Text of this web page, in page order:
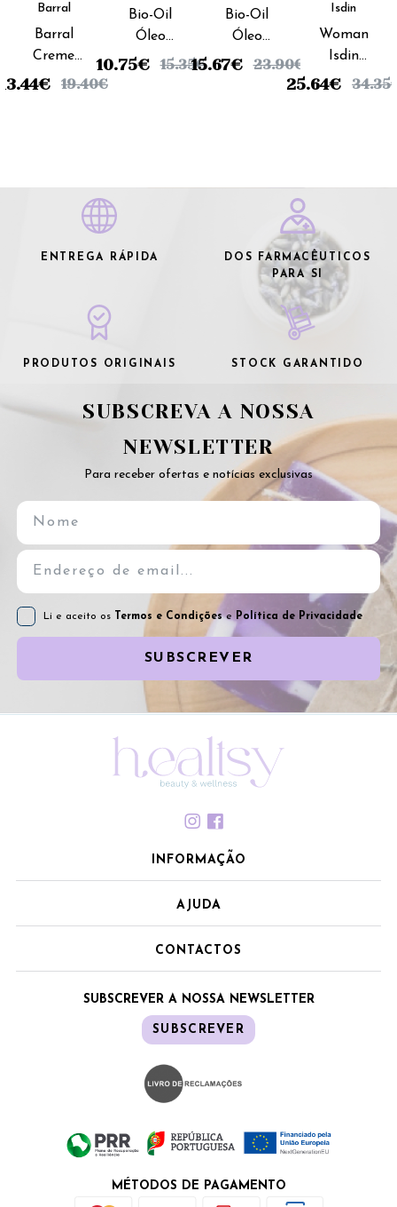
Barral
Barral
Creme
Gordo -
13.44€ 19.40€
Bio-Oil
Óleo
Corporal
10.75€ 15.35€
Bio-Oil
Óleo
Corporal
15.67€ 23.90€
Isdin
Woman
Isdin
Creme
25.64€ 34.35
ENTREGA RÁPIDA
DOS FARMACÊUTICOS
PARA SI
PRODUTOS ORIGINAIS STOCK GARANTIDO
SUBSCREVA A NOSSA
NEWSLETTER
Para receber ofertas e notícias exclusivas
Li e aceito os Termos e Condiçõese Política de Privacidade
SUBSCREVER
INFORMAÇÃO
AJUDA
CONTACTOS
SUBSCREVER A NOSSA NEWSLETTER
SUBSCREVER
MÉTODOS DE PAGAMENTO